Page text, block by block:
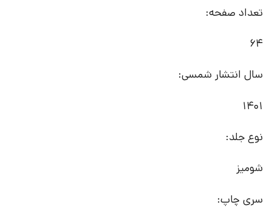
تعداد صفحه:
64
سال انتشار شمسی:
1401
نوع جلد:
شومیز
سری چاپ: